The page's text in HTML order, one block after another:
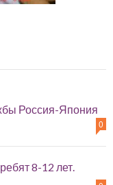
Россия-Япония
0
8-12 лет.